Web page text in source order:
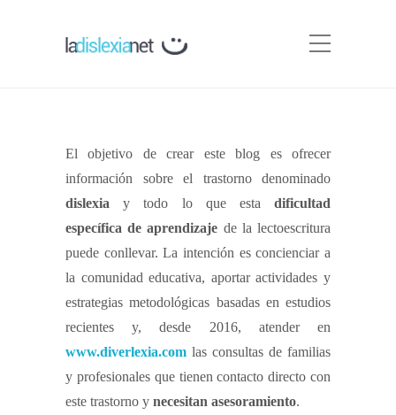
El objetivo de crear este blog es ofrecer
información sobre el trastorno denominado
dislexia y todo lo que esta dificultad
específica de aprendizaje de la lectoescritura
puede conllevar. La intención es concienciar a
la comunidad educativa, aportar actividades y
estrategias metodológicas basadas en estudios
recientes y, desde 2016, atender en
www.diverlexia.com las consultas de familias
y profesionales que tienen contacto directo con
este trastorno y necesitan asesoramiento.